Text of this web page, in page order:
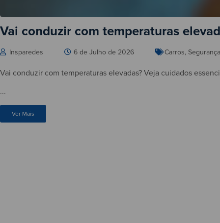
Vai conduzir com temperaturas
Insparedes 6 de Julho de 2026 Carros, Segurança
Vai conduzir com temperaturas elevadas? Veja cuidados
...
Ver Mais